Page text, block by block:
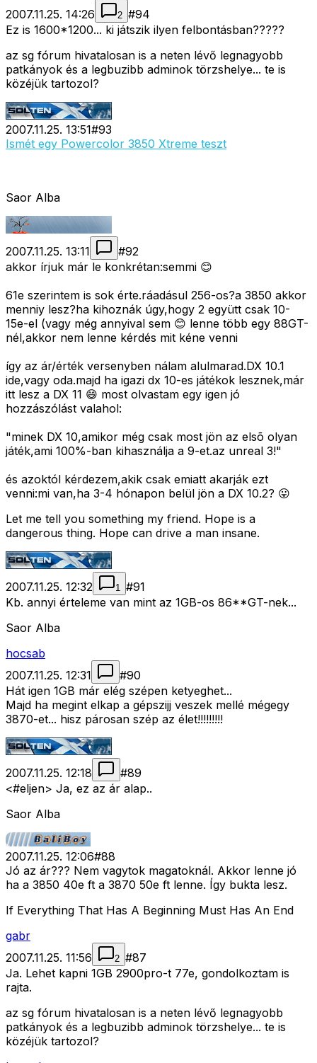
2007.11.25. 14:26
2 #94
Ez is 1600*1200... ki játszik ilyen felbontásban?????
az sg fórum hivatalosan is a neten lévő legnagyobb
patkányok és a legbuzibb adminok törzshelye... te is
közéjük tartozol?
2007.11.25. 13:51#93
Ismét egy Powercolor 3850 Xtreme teszt
Saor Alba
2007.11.25. 13:11 #92
akkor írjuk már le konkrétan:semmi 😊
61e szerintem is sok érte.ráadásul 256-os?a 3850 akkor
menniy lesz?ha kihoznák úgy,hogy 2 együtt csak 10-
15e-el (vagy még annyival sem 😊 lenne több egy 88GT-
nél,akkor nem lenne kérdés mit kéne venni
így az ár/érték versenyben nálam alulmarad.DX 10.1
ide,vagy oda.majd ha igazi dx 10-es játékok lesznek,már
itt lesz a DX 11 😄 most olvastam egy igen jó
hozzászólást valahol:
"minek DX 10,amikor még csak most jön az elsõ olyan
játék,ami 100%-ban kihasználja a 9-et.az unreal 3!"
és azoktól kérdezem,akik csak emiatt akarják ezt
venni:mi van,ha 3-4 hónapon belül jön a DX 10.2? 😛
Let me tell you something my friend. Hope is a
dangerous thing. Hope can drive a man insane.
2007.11.25. 12:32 1 #91
Kb. annyi érteleme van mint az 1GB-os 86**GT-nek...
Saor Alba
hocsab
2007.11.25. 12:31
#90
Hát igen 1GB már elég szépen ketyeghet...
Majd ha megint elkap a gépszijj veszek mellé mégegy
3870-et... hisz párosan szép az élet!!!!!!!!!
2007.11.25. 12:18 #89
<#eljen> Ja, ez az ár alap..
Saor Alba
2007.11.25. 12:06#88
Jó az ár??? Nem vagytok magatoknál. Akkor lenne jó
ha a 3850 40e ft a 3870 50e ft lenne. Így bukta lesz.
If Everything That Has A Beginning Must Has An End
gabr
2007.11.25. 11:56
2 #87
Ja. Lehet kapni 1GB 2900pro-t 77e, gondolkoztam is
rajta.
az sg fórum hivatalosan is a neten lévő legnagyobb
patkányok és a legbuzibb adminok törzshelye... te is
közéjük tartozol?